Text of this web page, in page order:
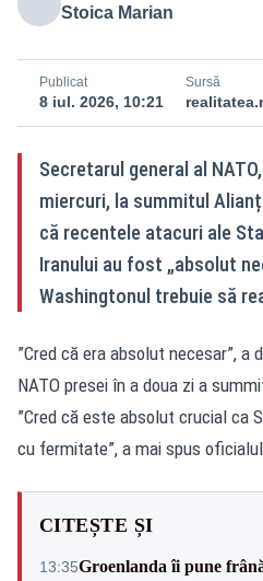
Stoica Marian
Publicat
8 iul. 2026, 10:21
Sursă
Secretarul general al
miercuri, la summitul
că recentele atacuri ale
Iranului au fost „absolut
Washingtonul trebuie să
”Cred că era absolut necesar”,
NATO presei în a doua zi a
”Cred că este absolut crucial ca
cu fermitate”, a mai spus oficialul
CITEȘTE ȘI
13:35Groenlanda îi pune